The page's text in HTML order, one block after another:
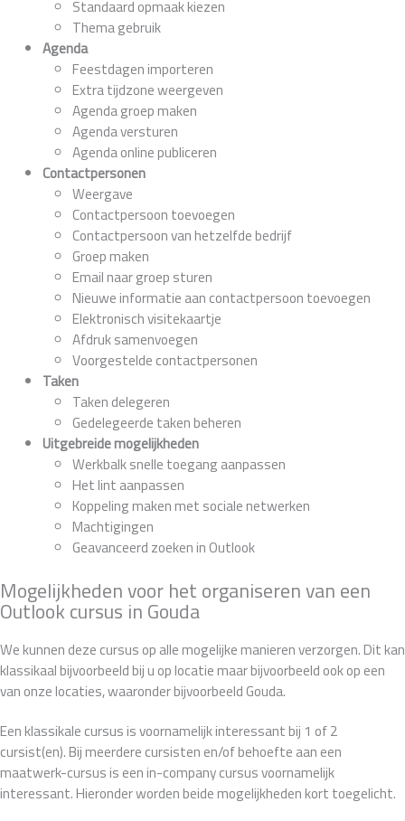
Standaard opmaak kiezen
Thema gebruik
Agenda
Feestdagen importeren
Extra tijdzone weergeven
Agenda groep maken
Agenda versturen
Agenda online publiceren
Contactpersonen
Weergave
Contactpersoon toevoegen
Contactpersoon van hetzelfde bedrijf
Groep maken
Email naar groep sturen
Nieuwe informatie aan contactpersoon toevoegen
Elektronisch visitekaartje
Afdruk samenvoegen
Voorgestelde contactpersonen
Taken
Taken delegeren
Gedelegeerde taken beheren
Uitgebreide mogelijkheden
Werkbalk snelle toegang aanpassen
Het lint aanpassen
Koppeling maken met sociale netwerken
Machtigingen
Geavanceerd zoeken in Outlook
Mogelijkheden voor het organiseren van een
Outlook cursus in Gouda
We kunnen deze cursus op alle mogelijke manieren verzorgen. Dit kan
klassikaal bijvoorbeeld bij u op locatie maar bijvoorbeeld ook op een
van onze locaties, waaronder bijvoorbeeld Gouda.
Een klassikale cursus is voornamelijk interessant bij 1 of 2
cursist(en). Bij meerdere cursisten en/of behoefte aan een
maatwerk-cursus is een in-company cursus voornamelijk
interessant. Hieronder worden beide mogelijkheden kort toegelicht.